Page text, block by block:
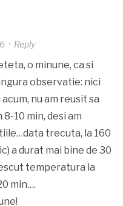
· Reply
o minune, ca si
observatie: nici
nu am reusit sa
10 min, desi am
trecuta, la 160
a durat mai bine de 30
temperatura la
min….